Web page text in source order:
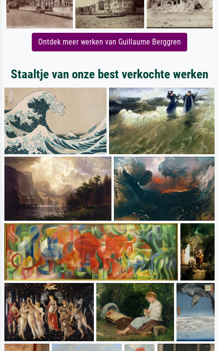
Ontdek meer werken van Guillaume Berggren
Staaltje van onze best verkochte werken